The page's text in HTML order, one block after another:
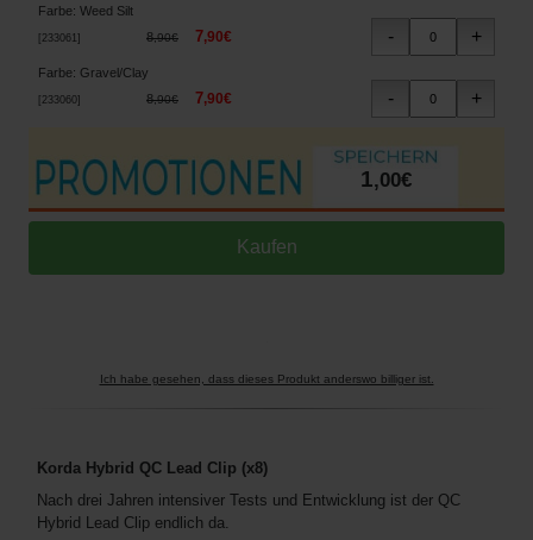
Farbe: Weed Silt
233061 ] 8,90€ 7,90€
Farbe: Gravel/Clay
233060] 8,90€ 7,90€
1,00€
Ich habe gesehen, dass dieses Produkt anderswo billiger ist.
Korda Hybrid QC Lead Clip (x8)
Nach drei Jahren intensiver Tests und Entwicklung ist der QC
Hybrid Lead Clip endlich da.